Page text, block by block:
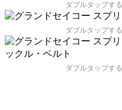
ダブルタップす
ダブルタップす
ダブルタップす